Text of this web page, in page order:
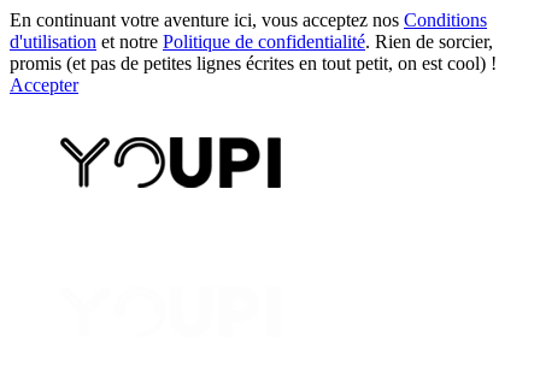
En continuant votre aventure ici, vous acceptez nos Conditions
d'utilisation et notre Politique de confidentialité. Rien de sorcier,
promis (et pas de petites lignes écrites en tout petit, on est cool) !
Accepter